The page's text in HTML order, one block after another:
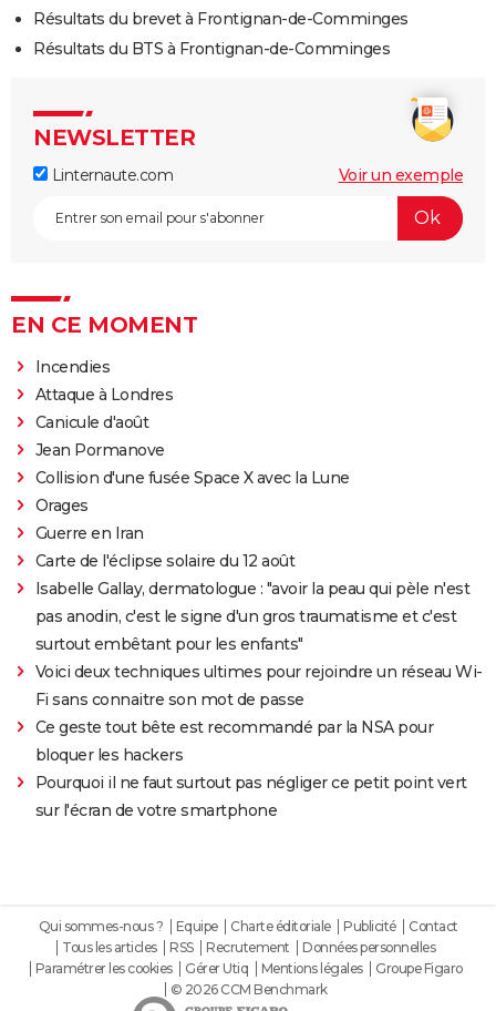
Résultats du brevet à Frontignan-de-Comminges
Résultats du BTS à Frontignan-de-Comminges
NEWSLETTER
Linternaute.com Voir un exemple
EN CE MOMENT
Incendies
Attaque à Londres
Canicule d'août
Jean Pormanove
Collision d'une fusée Space X avec la Lune
Orages
Guerre en Iran
Carte de l'éclipse solaire du 12 août
Isabelle Gallay, dermatologue : "avoir la peau qui pèle n'est
pas anodin, c'est le signe d'un gros traumatisme et c'est
surtout embêtant pour les enfants"
Voici deux techniques ultimes pour rejoindre un réseau Wi-
Fi sans connaitre son mot de passe
Ce geste tout bête est recommandé par la NSA pour
bloquer les hackers
Pourquoi il ne faut surtout pas négliger ce petit point vert
sur l'écran de votre smartphone
Qui sommes-nous ? Equipe Charte éditoriale Publicité
Contact
Tous les articles
RSS Recrutement
Données personnelles
Paramétrer les cookies
Gérer Utiq Mentions légales
Groupe Figaro
© 2026 CCM Benchmark